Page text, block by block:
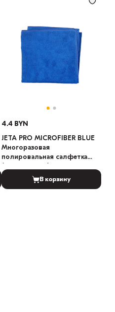
4.4 BYN
JETA PRO MICROFIBER BLUE
Многоразовая
полировальная салфетка
В корзину